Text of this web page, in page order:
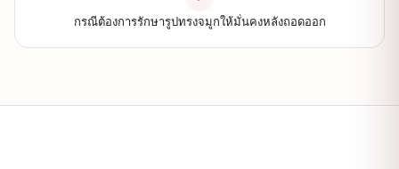
กรณีต้องการรักษารูปทรงจมูกให้มั่นคงหลังถอดออก